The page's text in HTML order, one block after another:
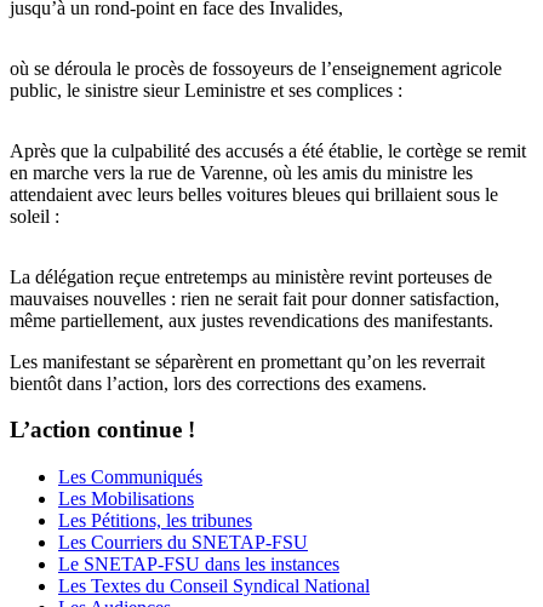
jusqu’à un rond-point en face des Invalides,
où se déroula le procès de fossoyeurs de l’enseignement agricole
public, le sinistre sieur Leministre et ses complices :
Après que la culpabilité des accusés a été établie, le cortège se remit
en marche vers la rue de Varenne, où les amis du ministre les
attendaient avec leurs belles voitures bleues qui brillaient sous le
soleil :
La délégation reçue entretemps au ministère revint porteuses de
mauvaises nouvelles : rien ne serait fait pour donner satisfaction,
même partiellement, aux justes revendications des manifestants.
Les manifestant se séparèrent en promettant qu’on les reverrait
bientôt dans l’action, lors des corrections des examens.
L’action continue !
Les Communiqués
Les Mobilisations
Les Pétitions, les tribunes
Les Courriers du SNETAP-FSU
Le SNETAP-FSU dans les instances
Les Textes du Conseil Syndical National